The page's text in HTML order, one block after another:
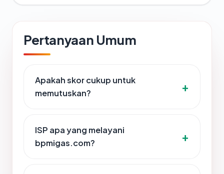
Pertanyaan Umum
Apakah skor cukup untuk
memutuskan?
ISP apa yang melayani
bpmigas.com?